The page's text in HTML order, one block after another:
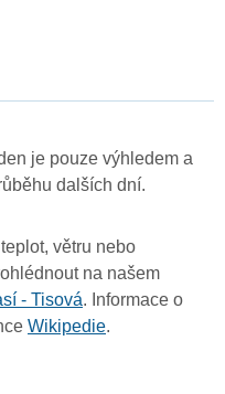
je pouze výhledem a
dalších dní.
větru nebo
na našem
- Tisová. Informace o
Wikipedie.